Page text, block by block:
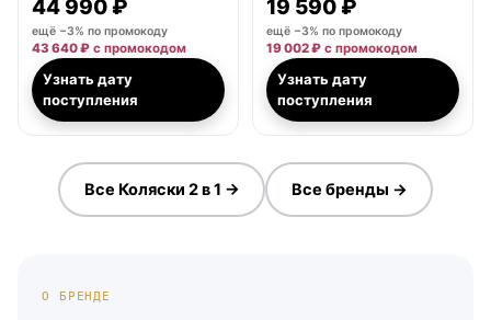
44 990 ₽
ещё −3% по промокоду
43 640 ₽ с промокодом
Узнать дату
поступления
19 590 ₽
ещё −3% по промокоду
19 002 ₽ с промокодом
Узнать дату
поступления
Все Коляски 2 в 1 → Все бренды →
О БРЕНДЕ